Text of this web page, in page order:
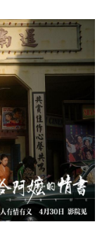
西藏
宁夏
عربى
한국어